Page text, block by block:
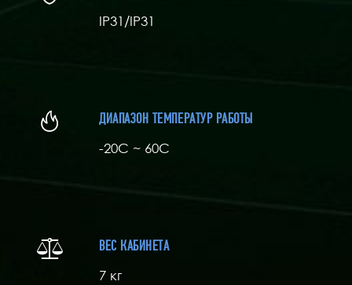
IP31/IP31
ДИАПАЗОН ТЕМПЕРАТУР РАБОТЫ
-20С ~ 60C
ВЕС КАБИНЕТА
7 кг